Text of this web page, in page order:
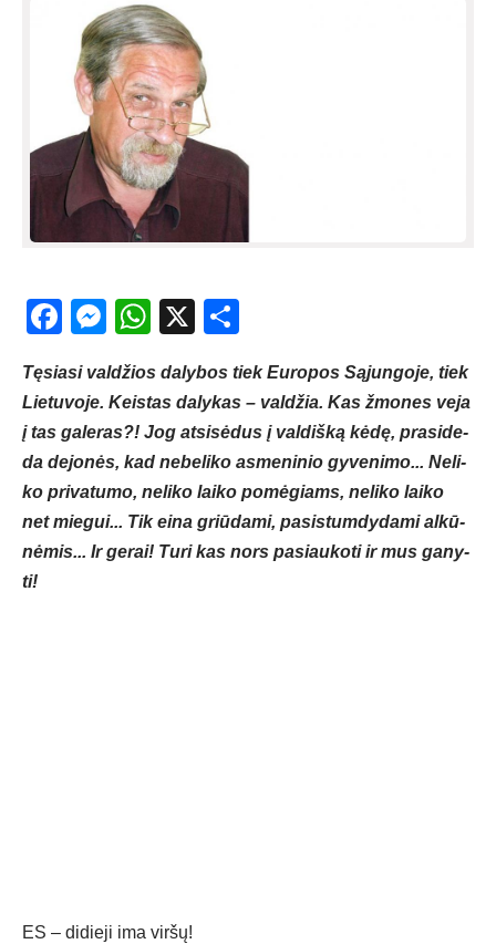
Facebook
Messenger
WhatsApp
X
Tę­sia­si val­džios da­ly­bos tiek Eu­ro­pos Są­jun­go­je, tiek
Lie­tu­vo­je. Keis­tas da­ly­kas – val­džia. Kas žmo­nes ve­ja
į tas ga­le­ras?! Jog at­si­sė­dus į val­diš­ką kė­dę, pra­si­de­
da de­jo­nės, kad ne­be­li­ko as­me­ni­nio gy­ve­ni­mo... Ne­li­
ko pri­va­tu­mo, ne­li­ko lai­ko po­mė­giams, ne­li­ko lai­ko
net mie­gui... Tik ei­na griū­da­mi, pa­si­stum­dy­da­mi al­kū­
nė­mis... Ir ge­rai! Tu­ri kas nors pa­siau­ko­ti ir mus ga­ny­
ti!
ES – di­die­ji ima vir­šų!